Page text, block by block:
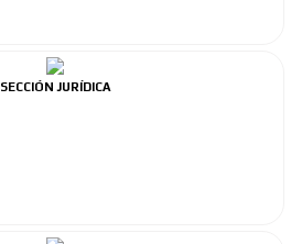
SECCIÓN JURÍDICA